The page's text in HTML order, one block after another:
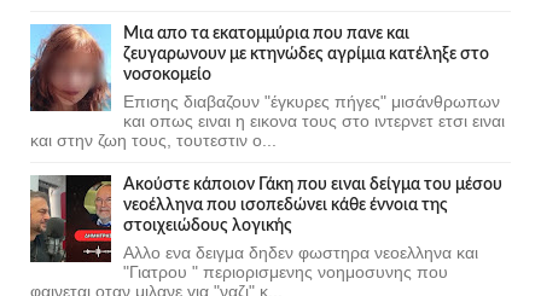
Μια απο τα εκατομμύρια που πανε και
ζευγαρωνουν με κτηνώδες αγρίμια κατέληξε στο
νοσοκομείο
Επισης διαβαζουν "έγκυρες πήγες" μισάνθρωπων
και οπως ειναι η εικονα τους στο ιντερνετ ετσι ειναι
και στην ζωη τους, τουτεστιν ο...
Ακούστε κάποιον Γάκη που ειναι δείγμα του μέσου
νεοέλληνα που ισοπεδώνει κάθε έννοια της
στοιχειώδους λογικής
Αλλο ενα δειγμα δηδεν φωστηρα νεοελληνα και
"Γιατρου " περιορισμενης νοημοσυνης που
φαινεται οταν μιλανε για "ναζι" κ...